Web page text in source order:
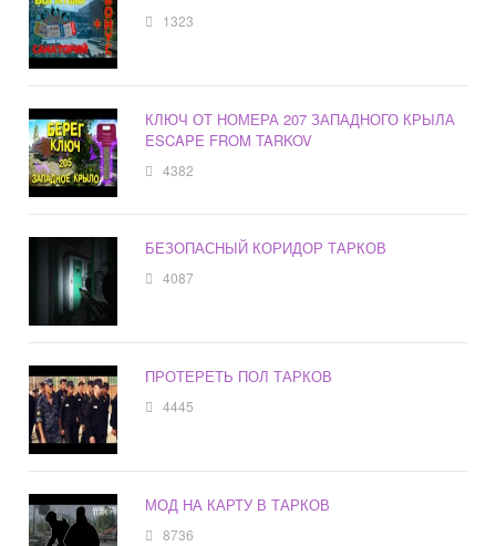
1323
КЛЮЧ ОТ НОМЕРА 207 ЗАПАДНОГО КРЫЛА
ESCAPE FROM TARKOV
4382
БЕЗОПАСНЫЙ КОРИДОР ТАРКОВ
4087
ПРОТЕРЕТЬ ПОЛ ТАРКОВ
4445
МОД НА КАРТУ В ТАРКОВ
8736